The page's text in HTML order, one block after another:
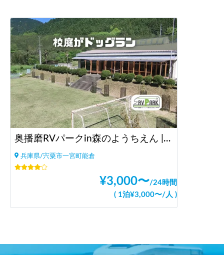
ですが、晴れていればとても綺麗な星空が見られると思いま
す。
奥播磨RVパークin森のようちえん |ドッグラン/大自然BBQ/大阪より2h/神戸より1.5h/棚田遺産/兵庫
兵庫県/宍粟市一宮町能倉
¥3,000〜/24時間
( 1泊¥3,000〜/ 人 )